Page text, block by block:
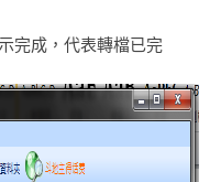
完成，代表轉檔已完